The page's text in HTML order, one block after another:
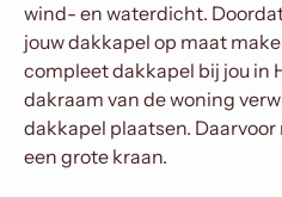
wind- en waterdicht.
jouw dakkapel op maat
compleet dakkapel bij jou in
dakraam van de woning
dakkapel plaatsen.
een grote kraan.